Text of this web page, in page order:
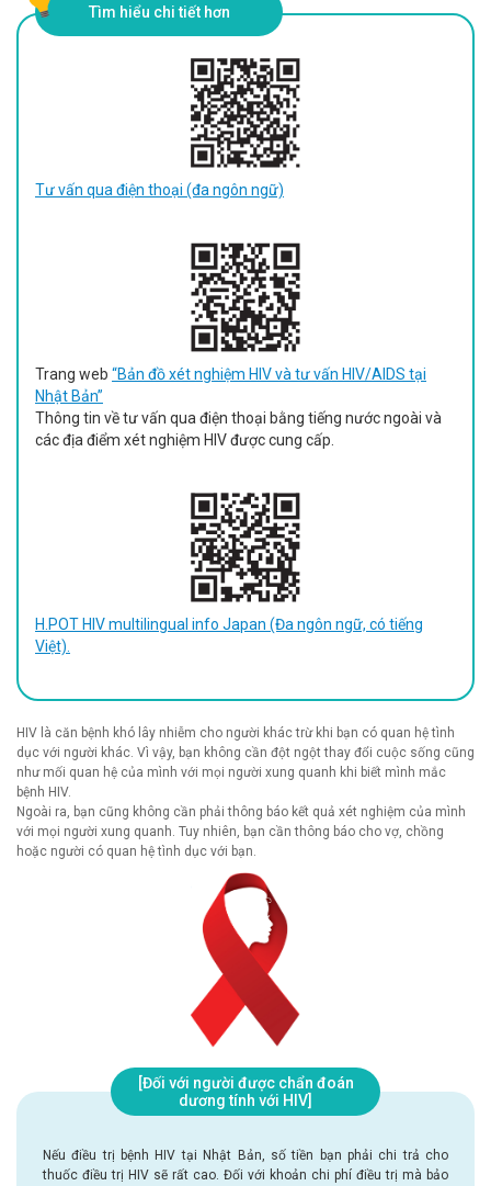
Tìm hiểu chi tiết hơn
Tư vấn qua điện thoại (đa ngôn ngữ)
Trang web “Bản đồ xét nghiệm HIV và tư vấn HIV/AIDS tại
Nhật Bản”
Thông tin về tư vấn qua điện thoại bằng tiếng nước ngoài và
các địa điểm xét nghiệm HIV được cung cấp.
H.POT HIV multilingual info Japan (Đa ngôn ngữ, có tiếng
Việt).
HIV là căn bệnh khó lây nhiễm cho người khác trừ khi bạn có quan hệ tình
dục với người khác. Vì vậy, bạn không cần đột ngột thay đổi cuộc sống cũng
như mối quan hệ của mình với mọi người xung quanh khi biết mình mắc
bệnh HIV.
Ngoài ra, bạn cũng không cần phải thông báo kết quả xét nghiệm của mình
với mọi người xung quanh. Tuy nhiên, bạn cần thông báo cho vợ, chồng
hoặc người có quan hệ tình dục với bạn.
[Đối với người được chẩn đoán
dương tính với HIV]
Nếu điều trị bệnh HIV tại Nhật Bản, số tiền bạn phải chi trả cho
thuốc điều trị HIV sẽ rất cao. Đối với khoản chi phí điều trị mà bảo